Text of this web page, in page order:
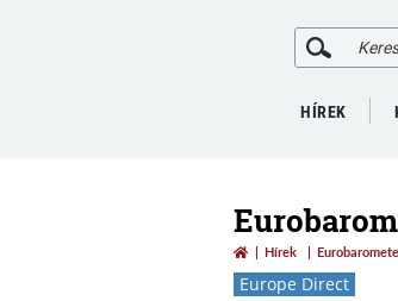
HÍREK
Hírek
Europe Direct